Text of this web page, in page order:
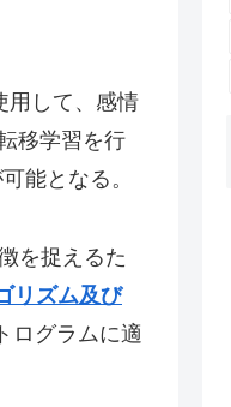
用して、感情
移学習を行
能となる。
を捉えるた
リズム及び
ログラムに適